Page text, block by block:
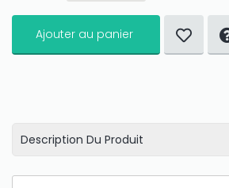
Ajouter au panier
Description Du Produit